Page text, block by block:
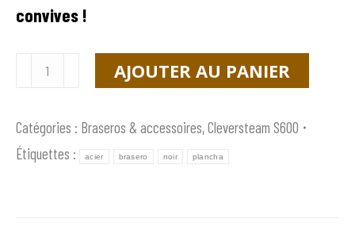
convives !
quantité
Brasero
CleverSteam
AJOUTER AU PANIER
Catégories : Braseros & accessoires,Cleversteam S600
Étiquettes :
acier brasero noir plancha